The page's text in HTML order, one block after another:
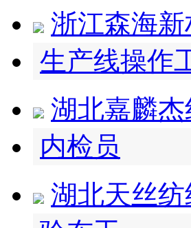
浙江森海
生产线操作
湖北嘉麟
内检员
湖北天丝